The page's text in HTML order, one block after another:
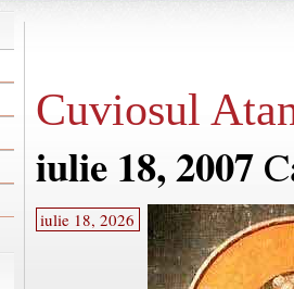
Cuviosul
iulie 18, 2007
iulie 18, 2026